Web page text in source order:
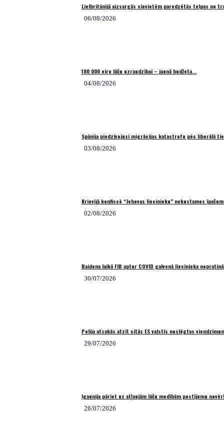
Lielbritānijā aizsargās sievietēm paredzētās telpas no
06/08/2026
180 000 eiro lāču uzraudzībai – jaunā budžeta...
04/08/2026
Spānija piedzīvojusi migrācijas katastrofu pēc liberālā
03/08/2026
Krievijā konfiscē “Jehovas liecinieku” nekustamos
02/08/2026
Baidena laikā FIB aptur COVID galvenā liecinieka
30/07/2026
Polija atsakās atzīt citās ES valstīs noslēgtas
29/07/2026
Igaunija pāriet uz atļaujām lāču medībām postījumu
28/07/2026